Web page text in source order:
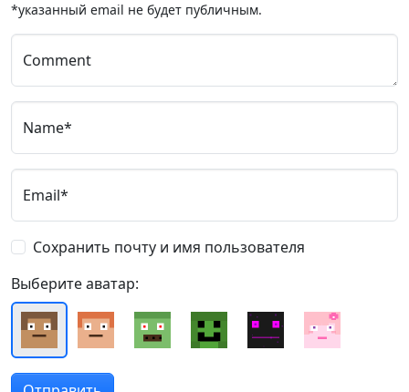
*указанный email не будет публичным.
Comment
Name*
Email*
Сохранить почту и имя пользователя
Выберите аватар: